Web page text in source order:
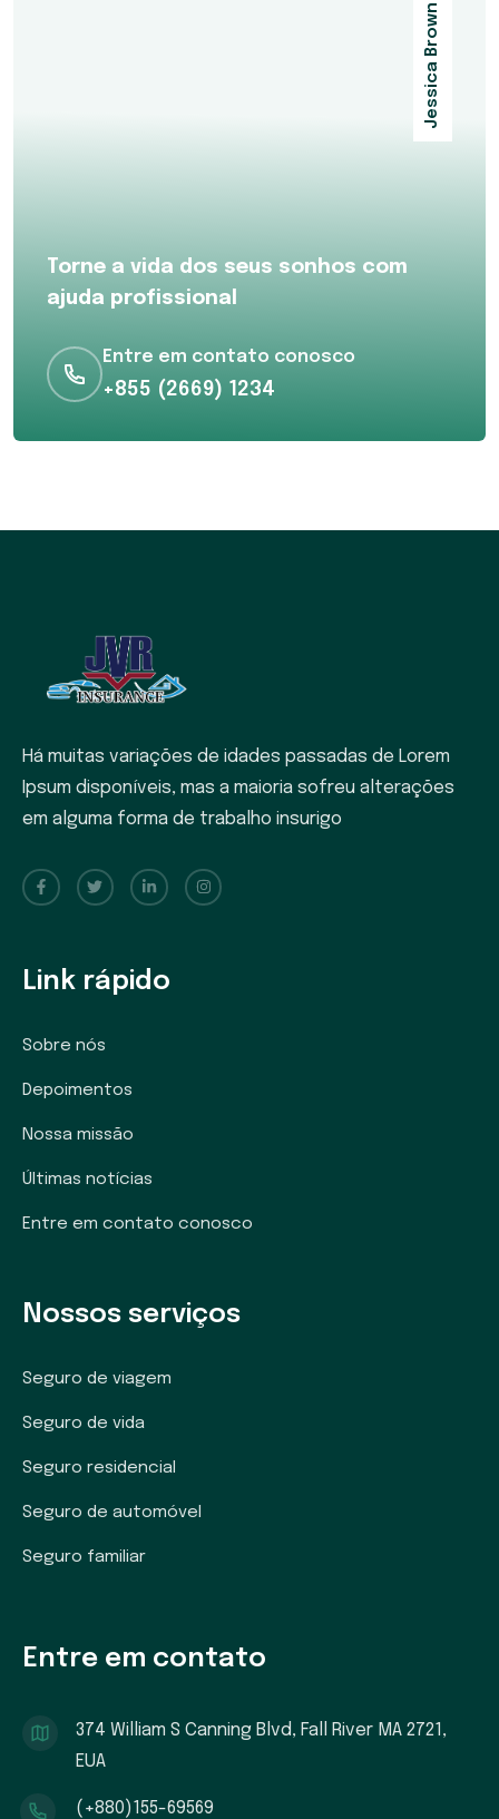
Jessica Brown
Torne a vida dos seus sonhos com
ajuda profissional
Entre em contato conosco
+855 (2669) 1234
Há muitas variações de idades passadas de Lorem
Ipsum disponíveis, mas a maioria sofreu alterações
em alguma forma de trabalho insurigo
Link rápido
Sobre nós
Depoimentos
Nossa missão
Últimas notícias
Entre em contato conosco
Nossos serviços
Seguro de viagem
Seguro de vida
Seguro residencial
Seguro de automóvel
Seguro familiar
Entre em contato
374 William S Canning Blvd, Fall River MA 2721,
EUA
(+880)155-69569